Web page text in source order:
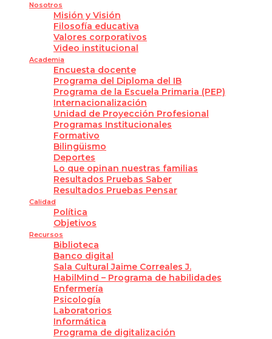
Nosotros
Misión y Visión
Filosofía educativa
Valores corporativos
Video institucional
Academia
Encuesta docente
Programa del Diploma del IB
Programa de la Escuela Primaria (PEP)
Internacionalización
Unidad de Proyección Profesional
Programas Institucionales
Formativo
Bilingüismo
Deportes
Lo que opinan nuestras familias
Resultados Pruebas Saber
Resultados Pruebas Pensar
Calidad
Política
Objetivos
Recursos
Biblioteca
Banco digital
Sala Cultural Jaime Correales J.
HabilMind – Programa de habilidades
Enfermería
Psicología
Laboratorios
Informática
Programa de digitalización